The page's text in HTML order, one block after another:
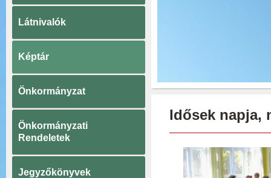
Látnivalók
Képtár
Önkormányzat
Önkormányzati
Rendeletek
Jegyzőkönyvek
Idősek napja,